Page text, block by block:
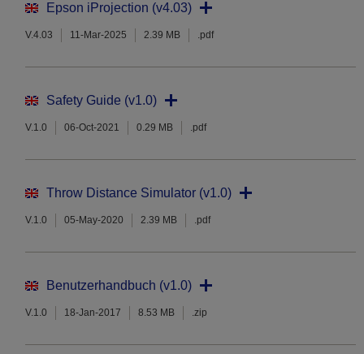
Epson iProjection (v4.03)
V.4.03 11-Mar-2025 2.39 MB .pdf
Safety Guide (v1.0)
V.1.0 06-Oct-2021 0.29 MB .pdf
Throw Distance Simulator (v1.0)
V.1.0 05-May-2020 2.39 MB .pdf
Benutzerhandbuch (v1.0)
V.1.0 18-Jan-2017 8.53 MB .zip